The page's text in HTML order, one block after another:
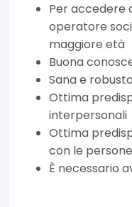
Per accedere
operatore
maggiore età
Buona
Sana e
Ottima
interpersonali
Ottima
con le persone
È necessario